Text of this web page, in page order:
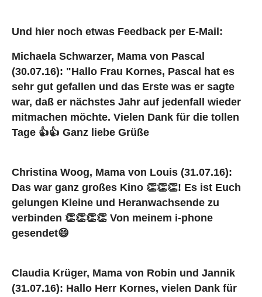
Und hier noch etwas Feedback per E-Mail:
Michaela Schwarzer, Mama von Pascal
(30.07.16): "Hallo Frau Kornes, Pascal hat es
sehr gut gefallen und das Erste was er sagte
war, daß er nächstes Jahr auf jedenfall wieder
mitmachen möchte. Vielen Dank für die tollen
Tage 👍👍 Ganz liebe Grüße
Christina Woog, Mama von Louis (31.07.16):
Das war ganz großes Kino 👏👏👏! Es ist Euch
gelungen Kleine und Heranwachsende zu
verbinden 👏👏👏👏 Von meinem i-phone
gesendet😄
Claudia Krüger, Mama von Robin und Jannik
(31.07.16): Hallo Herr Kornes, vielen Dank für